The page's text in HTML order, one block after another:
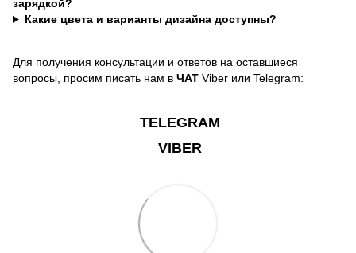
зарядкой?
Какие цвета и варианты дизайна доступны?
Для получения консультации и ответов на оставшиеся
вопросы, просим писать нам в ЧАТ Viber или Telegram:
TELEGRAM
VIBER